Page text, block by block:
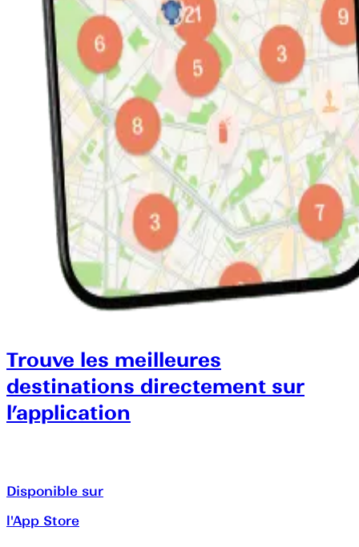
Trouve les meilleures
destinations directement sur
l’application
Disponible sur
l'App Store